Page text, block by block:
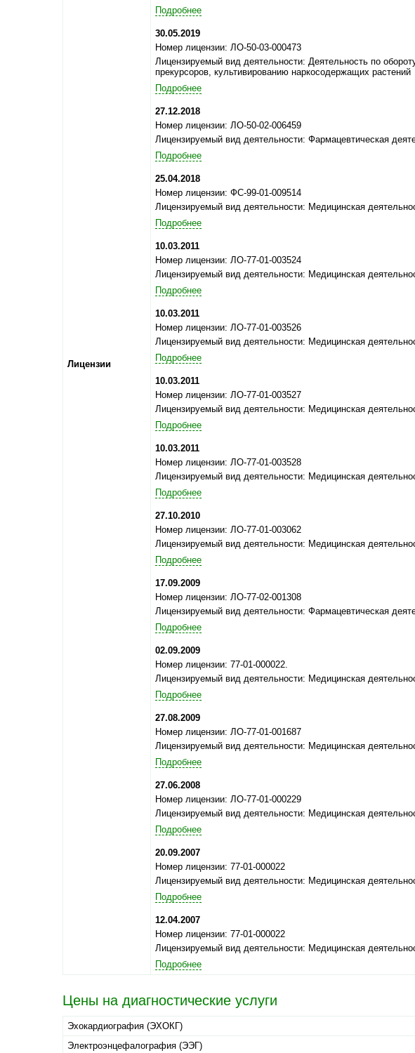
Лицензии
Подробнее
30.05.2019
Номер лицензии: ЛО-50-03-000473
Лицензируемый вид деятельности: Деятельность по
прекурсоров, культивированию наркосодержащих растений
Подробнее
27.12.2018
Номер лицензии: ЛО-50-02-006459
Лицензируемый вид деятельности: Фармацевтическая
Подробнее
25.04.2018
Номер лицензии: ФС-99-01-009514
Лицензируемый вид деятельности: Медицинская
Подробнее
10.03.2011
Номер лицензии: ЛО-77-01-003524
Лицензируемый вид деятельности: Медицинская
Подробнее
10.03.2011
Номер лицензии: ЛО-77-01-003526
Лицензируемый вид деятельности: Медицинская
Подробнее
10.03.2011
Номер лицензии: ЛО-77-01-003527
Лицензируемый вид деятельности: Медицинская
Подробнее
10.03.2011
Номер лицензии: ЛО-77-01-003528
Лицензируемый вид деятельности: Медицинская
Подробнее
27.10.2010
Номер лицензии: ЛО-77-01-003062
Лицензируемый вид деятельности: Медицинская
Подробнее
17.09.2009
Номер лицензии: ЛО-77-02-001308
Лицензируемый вид деятельности: Фармацевтическая
Подробнее
02.09.2009
Номер лицензии: 77-01-000022.
Лицензируемый вид деятельности: Медицинская
Подробнее
27.08.2009
Номер лицензии: ЛО-77-01-001687
Лицензируемый вид деятельности: Медицинская
Подробнее
27.06.2008
Номер лицензии: ЛО-77-01-000229
Лицензируемый вид деятельности: Медицинская
Подробнее
20.09.2007
Номер лицензии: 77-01-000022
Лицензируемый вид деятельности: Медицинская
Подробнее
12.04.2007
Номер лицензии: 77-01-000022
Лицензируемый вид деятельности: Медицинская
Подробнее
Цены на диагностические услуги
Эхокардиография (ЭХОКГ)
Электроэнцефалография (ЭЭГ)